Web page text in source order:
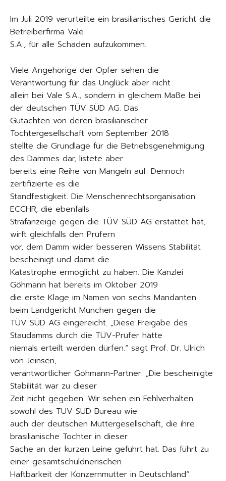
Im Juli 2019 verurteilte ein brasilianisches Gericht die
Betreiberfirma Vale
S.A., für alle Schäden aufzukommen.
Viele Angehörige der Opfer sehen die
Verantwortung für das Unglück aber nicht
allein bei Vale S.A., sondern in gleichem Maße bei
der deutschen TÜV SÜD AG. Das
Gutachten von deren brasilianischer
Tochtergesellschaft vom September 2018
stellte die Grundlage für die Betriebsgenehmigung
des Dammes dar, listete aber
bereits eine Reihe von Mängeln auf. Dennoch
zertifizierte es die
Standfestigkeit. Die Menschenrechtsorganisation
ECCHR, die ebenfalls
Strafanzeige gegen die TÜV SÜD AG erstattet hat,
wirft gleichfalls den Prüfern
vor, dem Damm wider besseren Wissens Stabilität
bescheinigt und damit die
Katastrophe ermöglicht zu haben. Die Kanzlei
Göhmann hat bereits im Oktober 2019
die erste Klage im Namen von sechs Mandanten
beim Landgericht München gegen die
TÜV SÜD AG eingereicht. „Diese Freigabe des
Staudamms durch die TÜV-Prüfer hätte
niemals erteilt werden dürfen.“ sagt Prof. Dr. Ulrich
von Jeinsen,
verantwortlicher Göhmann-Partner. „Die bescheinigte
Stabilität war zu dieser
Zeit nicht gegeben. Wir sehen ein Fehlverhalten
sowohl des TÜV SÜD Bureau wie
auch der deutschen Muttergesellschaft, die ihre
brasilianische Tochter in dieser
Sache an der kurzen Leine geführt hat. Das führt zu
einer gesamtschuldnerischen
Haftbarkeit der Konzernmutter in Deutschland“.